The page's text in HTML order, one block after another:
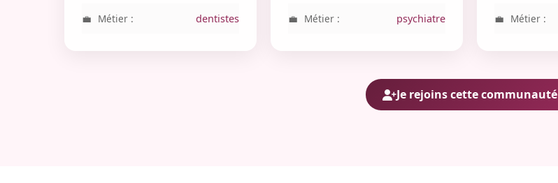
Métier : dentistes Métier : psychiatre Métier :
Je rejoins cette communauté